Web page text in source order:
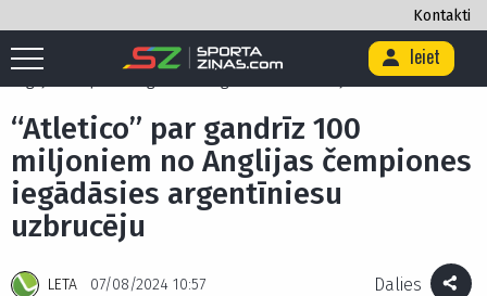
Kontakti
Ieiet
Sākums / Anglija / “Atletico” par gandrīz 100 miljoniem no
“Atletico” par gandrīz 100
miljoniem no Anglijas čempiones
iegādāsies argentīniesu
uzbrucēju
LETA 07/08/2024 10:57 Dalies